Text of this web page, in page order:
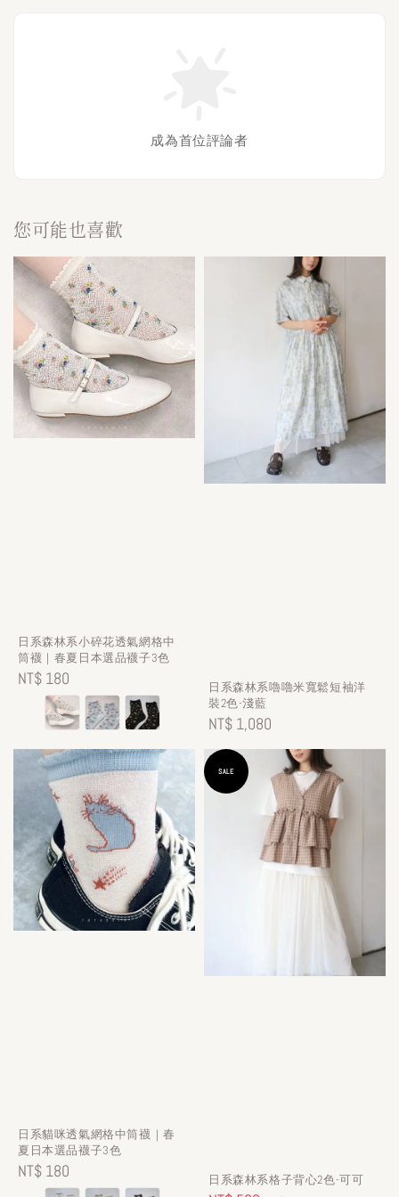
成為首位評論者
您可能也喜歡
日系森林系小碎花透氣網格中
筒襪｜春夏日本選品襪子3色
Regular
price
NT$ 180
日系森林系嚕嚕米寬鬆短袖洋
裝2色-淺藍
Regular
price
NT$ 1,080
日系貓咪透氣網格中筒襪｜春
夏日本選品襪子3色
Regular
NT$ 180
SALE
日系森林系格子背心2色-可可